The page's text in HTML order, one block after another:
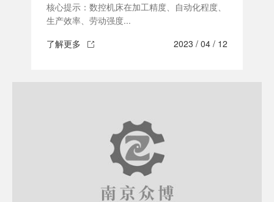
核心提示：数控机床在加工精度、自动化程度、
生产效率、劳动强度...
了解更多
2023 / 04 / 12